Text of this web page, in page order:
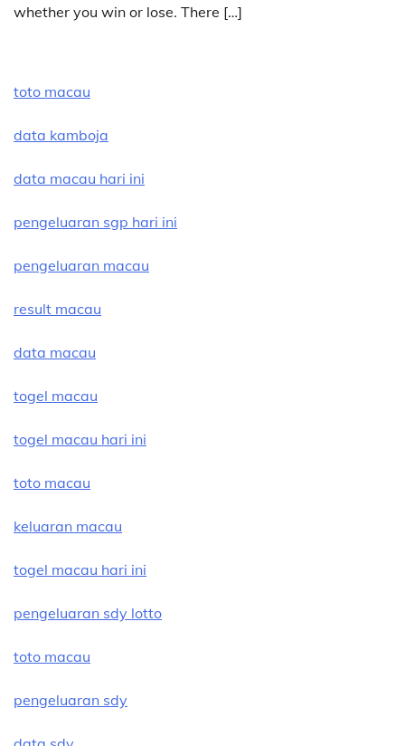
whether you win or lose. There […]
toto macau
data kamboja
data macau hari ini
pengeluaran sgp hari ini
pengeluaran macau
result macau
data macau
togel macau
togel macau hari ini
toto macau
keluaran macau
togel macau hari ini
pengeluaran sdy lotto
toto macau
pengeluaran sdy